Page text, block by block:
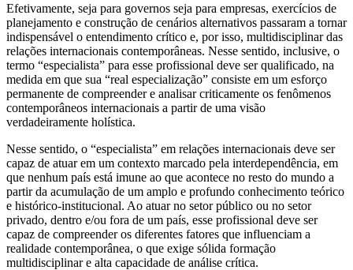
Efetivamente, seja para governos seja para empresas, exercícios de
planejamento e construção de cenários alternativos passaram a tornar
indispensável o entendimento crítico e, por isso, multidisciplinar das
relações internacionais contemporâneas. Nesse sentido, inclusive, o
termo “especialista” para esse profissional deve ser qualificado, na
medida em que sua “real especialização” consiste em um esforço
permanente de compreender e analisar criticamente os fenômenos
contemporâneos internacionais a partir de uma visão
verdadeiramente holística.
Nesse sentido, o “especialista” em relações internacionais deve ser
capaz de atuar em um contexto marcado pela interdependência, em
que nenhum país está imune ao que acontece no resto do mundo a
partir da acumulação de um amplo e profundo conhecimento teórico
e histórico-institucional. Ao atuar no setor público ou no setor
privado, dentro e/ou fora de um país, esse profissional deve ser
capaz de compreender os diferentes fatores que influenciam a
realidade contemporânea, o que exige sólida formação
multidisciplinar e alta capacidade de análise crítica.